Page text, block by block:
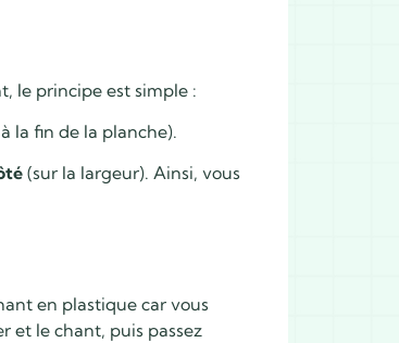
le principe est simple :
la fin de la planche).
(sur la largeur). Ainsi, vous
en plastique car vous
et le chant, puis passez